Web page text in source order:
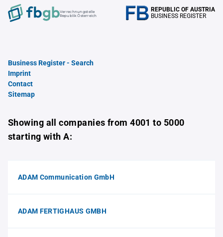
Verrechnungstelle
Republik Österreich
REPUBLIC OF AUSTRIA
BUSINESS REGISTER
Business Register - Search
Imprint
Contact
Sitemap
Showing all companies from 4001 to 5000
starting with A:
ADAM Communication GmbH
ADAM FERTIGHAUS GMBH